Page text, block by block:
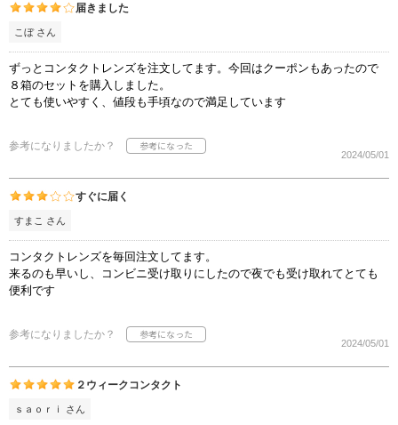
届きました
こぼ さん
ずっとコンタクトレンズを注文してます。今回はクーポンもあったので
８箱のセットを購入しました。
とても使いやすく、値段も手頃なので満足しています
参考になりましたか？
2024/05/01
すぐに届く
すまこ さん
コンタクトレンズを毎回注文してます。
来るのも早いし、コンビニ受け取りにしたので夜でも受け取れてとても
便利です
参考になりましたか？
2024/05/01
２ウィークコンタクト
ｓａｏｒｉ さん